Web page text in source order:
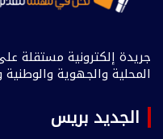
جريدة إلكترونية مستقلة
المحلية والجهوية والوطنية
الجديد بريس